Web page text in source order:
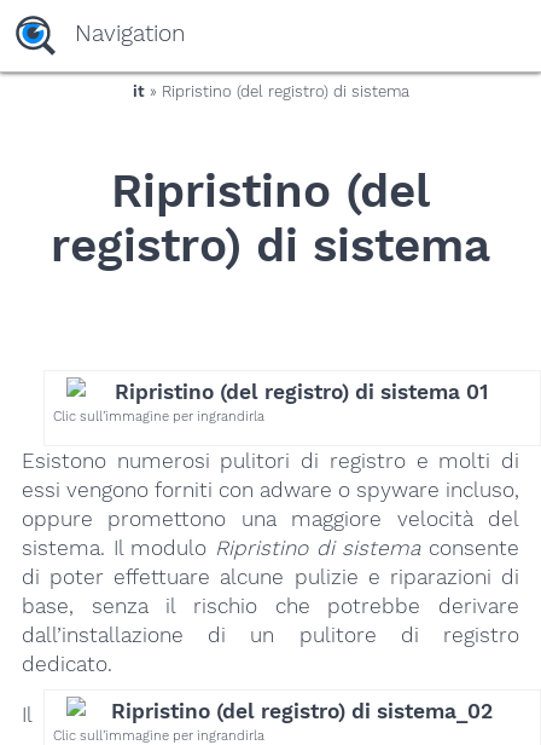
yaaaeag20
Navigation
it» Ripristino (del registro) di sistema
Ripristino (del
registro) di sistema
Clic sull’immagine per ingrandirla
Esistono numerosi pulitori di registro e molti di
essi vengono forniti con adware o spyware incluso,
oppure promettono una maggiore velocità del
sistema. Il modulo Ripristino di sistemaconsente
di poter effettuare alcune pulizie e riparazioni di
base, senza il rischio che potrebbe derivare
dall’installazione di un pulitore di registro
dedicato.
Clic sull’immagine per ingrandirla
Il